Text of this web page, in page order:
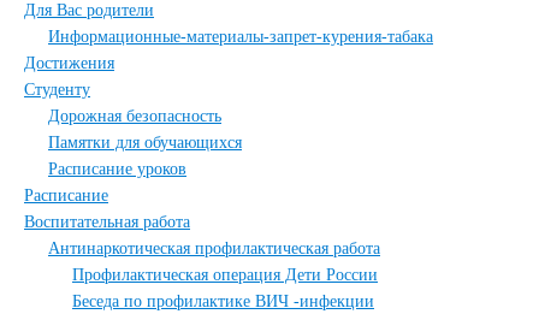
Для Вас родители
Информационные-материалы-запрет-курения-табака
Достижения
Студенту
Дорожная безопасность
Памятки для обучающихся
Расписание уроков
Расписание
Воспитательная работа
Антинаркотическая профилактическая работа
Профилактическая операция Дети России
Беседа по профилактике ВИЧ -инфекции